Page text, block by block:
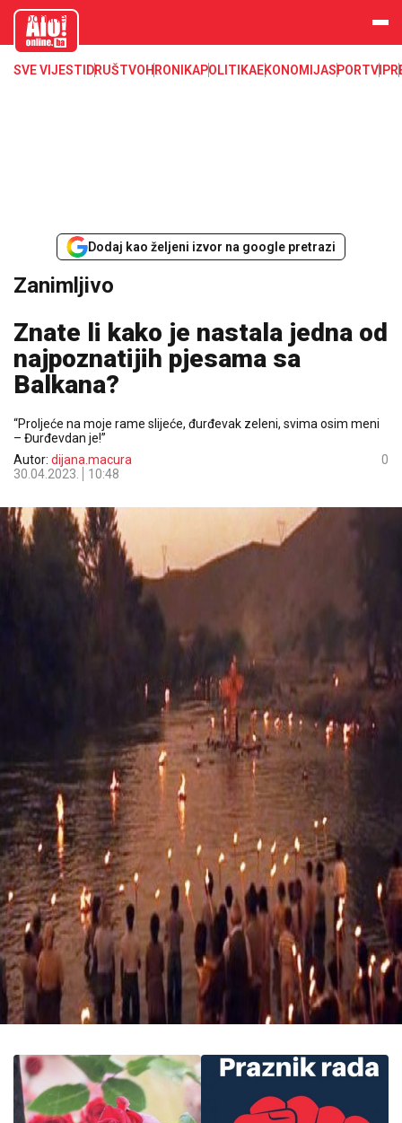
aloonline.b
SVE VIJESTI DRUŠTVOHRONIKAPOLITIKAEKONOMIJASPORTVIP
Dodaj kao željeni izvor na google pretrazi
Zanimljivo
Znate li kako je nastala jedna od
najpoznatijih pjesama sa
Balkana?
“Proljeće na moje rame slijeće, đurđevak zeleni, svima osim meni
– Đurđevdan je!”
Autor: dijana.macura
30.04.2023.
10:48
0